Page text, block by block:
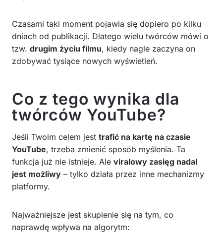
Czasami taki moment pojawia się dopiero po kilku
dniach od publikacji. Dlatego wielu twórców mówi o
tzw. drugim życiu filmu, kiedy nagle zaczyna on
zdobywać tysiące nowych wyświetleń.
Co z tego wynika dla
twórców YouTube?
Jeśli Twoim celem jest trafić na kartę na czasie
YouTube, trzeba zmienić sposób myślenia. Ta
funkcja już nie istnieje. Ale viralowy zasięg nadal
jest możliwy – tylko działa przez inne mechanizmy
platformy.
Najważniejsze jest skupienie się na tym, co
naprawdę wpływa na algorytm: